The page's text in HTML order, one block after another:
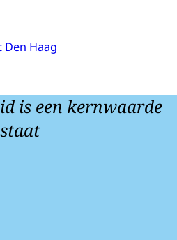
Haag
is een kernwaarde